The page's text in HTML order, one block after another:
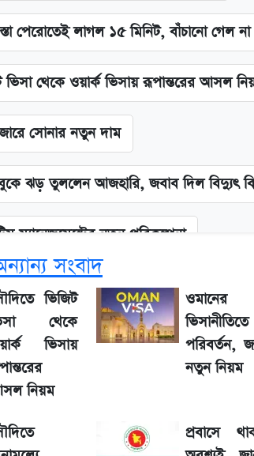
পেরোতেই লাগল ১৫ মিনিট, বাঁচানো গেল
ভিসা থেকে ওয়ার্ক ভিসায় রূপান্তরের আসল
সোনার নতুন দাম
ঝড় তুললেন আজহারি, জবাব দিল বিদ্যুৎ
ম্যানেজমেন্টের নতুন পরিকল্পনা
আবহাওয়া নিয়ে বড় সতর্কবার্তা
ক্রিমে ভয়াবহ মাত্রার মার্কারি
নতুন চ্যালেঞ্জ প্রস্তুতিতে অ্যাটলেটিকো
নিয়ম: বাংলাদেশ building code যা
সংবাদ
ভিজিট
থেকে
ভিসায়
নিয়ম
ওমানের
পরিবর্তন,
নতুন নিয়ম
প্রবাসে